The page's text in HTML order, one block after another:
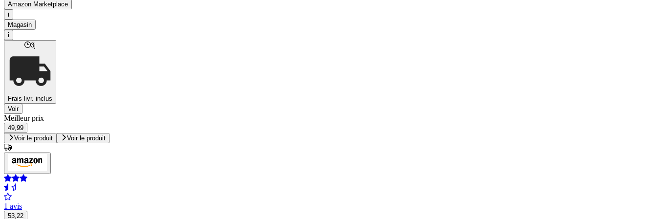
Amazon Marketplace
i
Magasin
i
3j
Frais livr. inclus
Voir
Meilleur prix
49,99
Voir le produit
Voir le produit
1 avis
53,22